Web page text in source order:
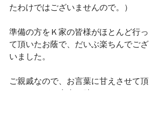
たわけではございませんので。）
準備の方をＫ家の皆様がほとんど行っ
て頂いたお蔭で、だいぶ楽ちんでござ
いました。
ご親戚なので、お言葉に甘えさせて頂